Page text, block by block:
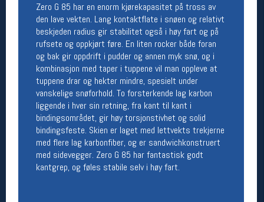
Zero G 85 har en enorm kjørekapasitet på tross av
den lave vekten. Lang kontaktflate i snøen og relativt
beskjeden radius gir stabilitet også i høy fart og på
rufsete og oppkjørt føre. En liten rocker både foran
og bak gir oppdrift i pudder og annen myk snø, og i
kombinasjon med taper i tuppene vil man oppleve at
tuppene drar og hekter mindre, spesielt under
vanskelige snøforhold. To forsterkende lag karbon
liggende i hver sin retning, fra kant til kant i
bindingsområdet, gir høy torsjonstivhet og solid
bindingsfeste. Skien er laget med lettvekts trekjerne
med flere lag karbonfiber, og er sandwichkonstruert
med sidevegger. Zero G 85 har fantastisk godt
kantgrep, og føles stabile selv i høy fart.
Team Oslo Sportslager
Magasinet
Medlemstilbud og aktiviteter
MELD DEG INN GRATIS
Åpningstider verkstedet
Man-Fredag:
11-18
Lørdag:
11-16
Om verkstedet
For å bestille time må du logge inn i
nettbutikken og trykke på den nederste blå
linjen